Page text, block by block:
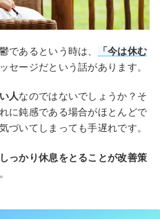
であるという時は、
「今は休む
セージだという話があります。
人なのではないでしょうか？そ
に鈍感である場合がほとんどで
づいてしまっても手遅れです。
しっかり休息をとることが改善策